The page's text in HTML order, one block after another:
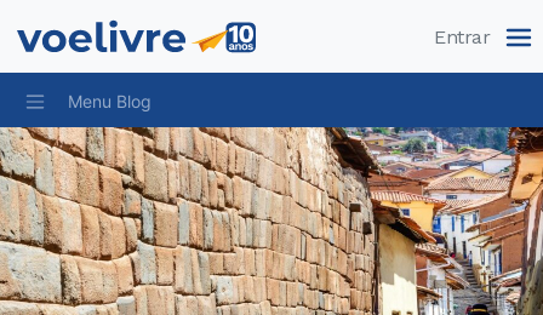
Entrar
Menu Blog